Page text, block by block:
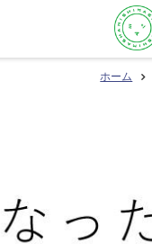
ホーム